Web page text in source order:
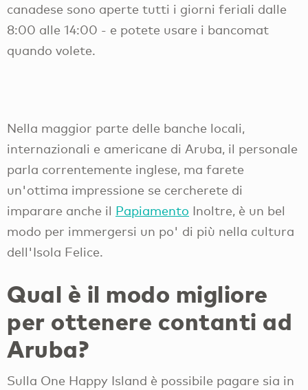
canadese sono aperte tutti i giorni feriali dalle
8:00 alle 14:00 - e potete usare i bancomat
quando volete.
Nella maggior parte delle banche locali,
internazionali e americane di Aruba, il personale
parla correntemente inglese, ma farete
un'ottima impressione se cercherete di
imparare anche il Papiamento Inoltre, è un bel
modo per immergersi un po' di più nella cultura
dell'Isola Felice.
Qual è il modo migliore
per ottenere contanti ad
Aruba?
Sulla One Happy Island è possibile pagare sia in